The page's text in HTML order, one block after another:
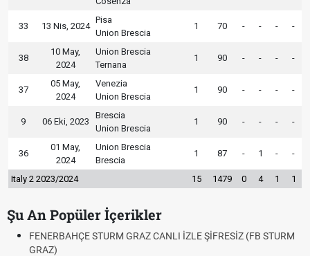
33 13 Nis, 2024
Pisa
Union Brescia
1 70 - - - -
38
10 May,
2024
Union Brescia
Ternana
1 90 - - - -
37
05 May,
2024
Venezia
Union Brescia
1 90 - - - -
9 06 Eki, 2023
Brescia
Union Brescia
1 90 - - - -
36
01 May,
2024
Union Brescia
Brescia
1 87 - 1 - -
Italy 2 2023/2024 15 1479 0 4 1 1
Şu An Popüler İçerikler
CANLI İZLE ŞİFRESİZ (FB STURM
Fındık Fiyatı Açıklandı mı?